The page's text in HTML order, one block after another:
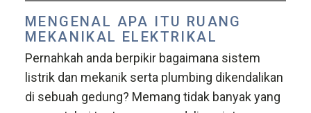
MENGENAL APA ITU RUANG
MEKANIKAL ELEKTRIKAL
Pernahkah anda berpikir bagaimana sistem
listrik dan mekanik serta plumbing dikendalikan
di sebuah gedung? Memang tidak banyak yang